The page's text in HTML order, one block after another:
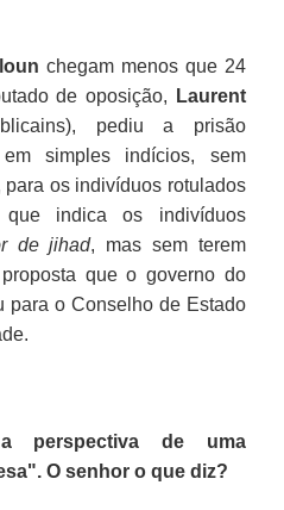
chegam menos que 24
de oposição,
Laurent
pediu a prisão
simples indícios, sem
os indivíduos rotulados
indica os indivíduos
de jihad, mas sem terem
que o governo do
para o Conselho de Estado
perspectiva de uma
O senhor o que diz?